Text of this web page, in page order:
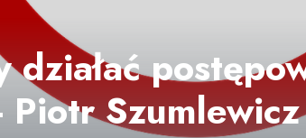
działać
Piotr